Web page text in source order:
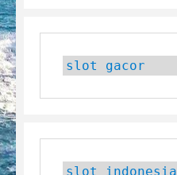
slot gacor
slot indonesia